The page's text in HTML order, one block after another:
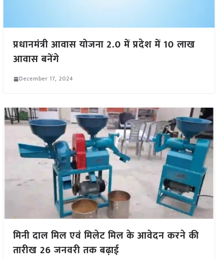
प्रधानमंत्री आवास योजना 2.0 में प्रदेश में 10 लाख
आवास बनेंगे
December 17, 2024
मिनी दाल मिल एवं मिलेट मिल के आवेदन करने की
तारीख 26 जनवरी तक बढ़ाई